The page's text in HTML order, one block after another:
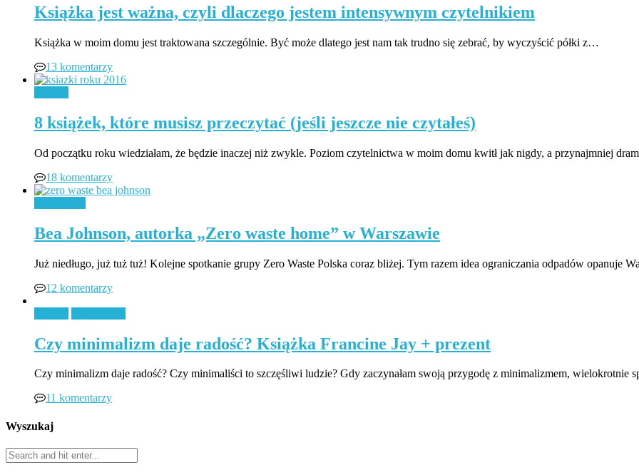
Książka jest ważna, czyli dlaczego jestem intensywnym czytelnikiem
Książka w moim domu jest traktowana szczególnie. Być może dlatego jest nam tak trudno się zebrać, by wyczyścić półki z…
13 komentarzy
8 książek, które musisz przeczytać (jeśli jeszcze nie czytałeś)
Od początku roku wiedziałam, że będzie inaczej niż zwykle. Poziom czytelnictwa w moim domu kwitł jak nigdy, a przynajmniej
18 komentarzy
Bea Johnson, autorka „Zero waste home” w Warszawie
Już niedługo, już tuż tuż! Kolejne spotkanie grupy Zero Waste Polska coraz bliżej. Tym razem idea ograniczania odpadów opanuje
12 komentarzy
Czy minimalizm daje radość? Książka Francine Jay + prezent
Czy minimalizm daje radość? Czy minimaliści to szczęśliwi ludzie? Gdy zaczynałam swoją przygodę z minimalizmem, wielokrotnie
11 komentarzy
Wyszukaj